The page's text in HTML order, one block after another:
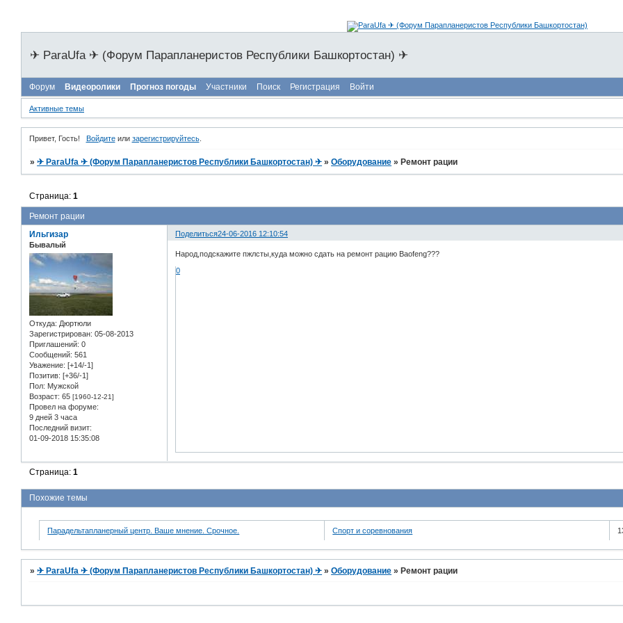
✈ ParaUfa ✈ (Форум Парапланеристов Республики Башкортостан) ✈
Форум Видеоролики Прогноз погоды Участники Поиск Регистрация Войти
Активные темы
Привет, Гость! Войдитеили зарегистрируйтесь.
»✈ ParaUfa ✈ (Форум Парапланеристов Республики Башкортостан) ✈ »Оборудование » Ремонт рации
Ремонт рации
Страница:1
Поделиться24-06-2016 12:10:54
Ильгизар
Бывалый
Откуда: Дюртюли
Зарегистрирован: 05-08-2013
Приглашений: 0
Сообщений: 561
Уважение: [+14/-1]
Позитив: [+36/-1]
Пол: Мужской
Возраст: 65 [1960-12-21]
Провел на форуме:
9 дней 3 часа
Последний визит:
01-09-2018 15:35:08
Народ,подскажите пжлсты,куда можно сдать на ремонт рацию Baofeng???
0
Страница:1
Похожие темы
Парадельтапланерный центр. Ваше мнение. Срочное. Спорт и соревнования
»✈ ParaUfa ✈ (Форум Парапланеристов Республики Башкортостан) ✈ »Оборудование » Ремонт рации